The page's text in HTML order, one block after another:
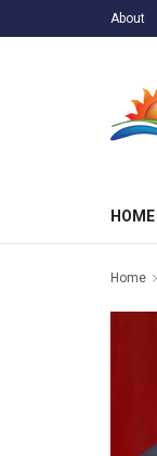
About
HOME
Home